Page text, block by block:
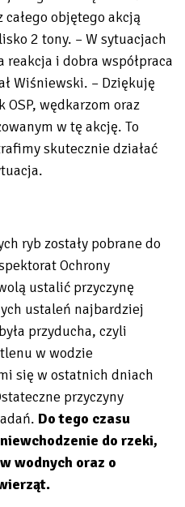
objętego akcją
2 tony. – W sytuacjach
reakcja i dobra współpraca
Wiśniewski. – Dziękuję
wędkarzom oraz
w tę akcję. To
skutecznie działać
ryb zostały pobrane do
Ochrony
ustalić przyczynę
ustaleń najbardziej
przyducha, czyli
w wodzie
się w ostatnich dniach
przyczyny
Do tego czasu
do rzeki,
wodnych oraz o